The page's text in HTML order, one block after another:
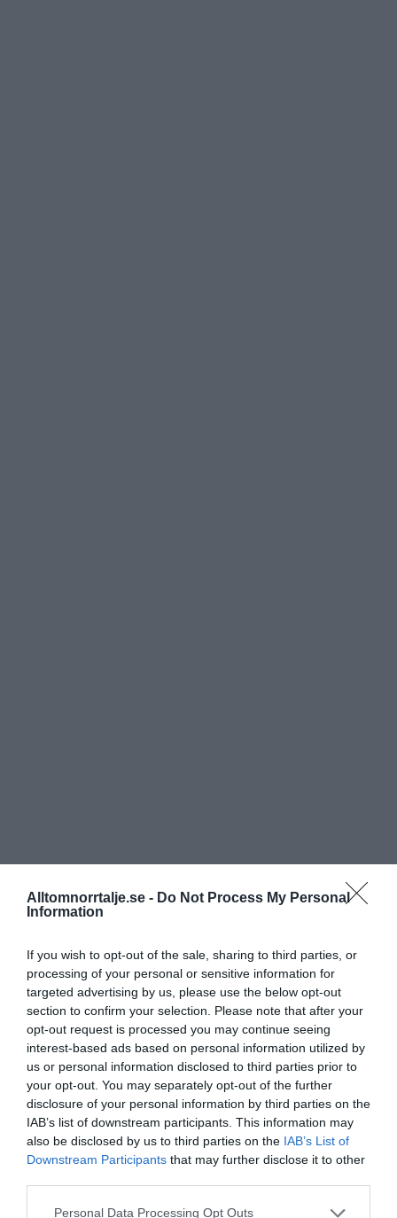
Alltomnorrtalje.se - Do Not Process My Personal
Information
If you wish to opt-out of the sale, sharing to third parties, or
processing of your personal or sensitive information for
targeted advertising by us, please use the below opt-out
section to confirm your selection. Please note that after your
opt-out request is processed you may continue seeing
interest-based ads based on personal information utilized by
us or personal information disclosed to third parties prior to
your opt-out. You may separately opt-out of the further
disclosure of your personal information by third parties on the
IAB’s list of downstream participants. This information may
also be disclosed by us to third parties on the IAB’s List of
Downstream Participants that may further disclose it to other
Personal Data Processing Opt Outs